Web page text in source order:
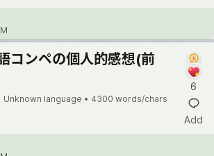
コンペの個人的感想(前
Unknown language • 4300 words/chars
6
Add